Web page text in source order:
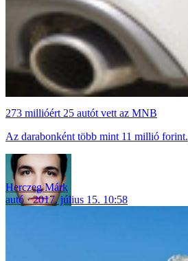
273 millióért 25 autót vett az MNB
Az darabonként több mint 11 millió forint.
Herczeg Márk
autó
2017. július 15. 10:58